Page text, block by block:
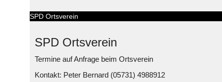
SPD Ortsverein
SPD Ortsverein
Termine auf Anfrage beim Ortsverein
Kontakt: Peter Bernard (05731) 4988912